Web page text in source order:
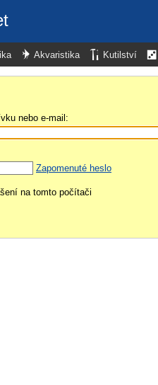
Akvaristika Kutilství
nebo e-mail:
Zapomenuté heslo
na tomto počítači